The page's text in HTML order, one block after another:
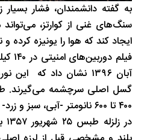
به گفته دانشمندان، فشار
سنگ‌های غنی از کوارتز،
ایجاد کند که هوا را یونیزه کرده
آبان ۱۳۹۶ نشان داد که
گسل اصلی سرچشمه می‌گیرند.
۴۰۰ تا ۶۰۰ نانومتر -آبی، سبز و زرد- اندازه‌گیری شدند.